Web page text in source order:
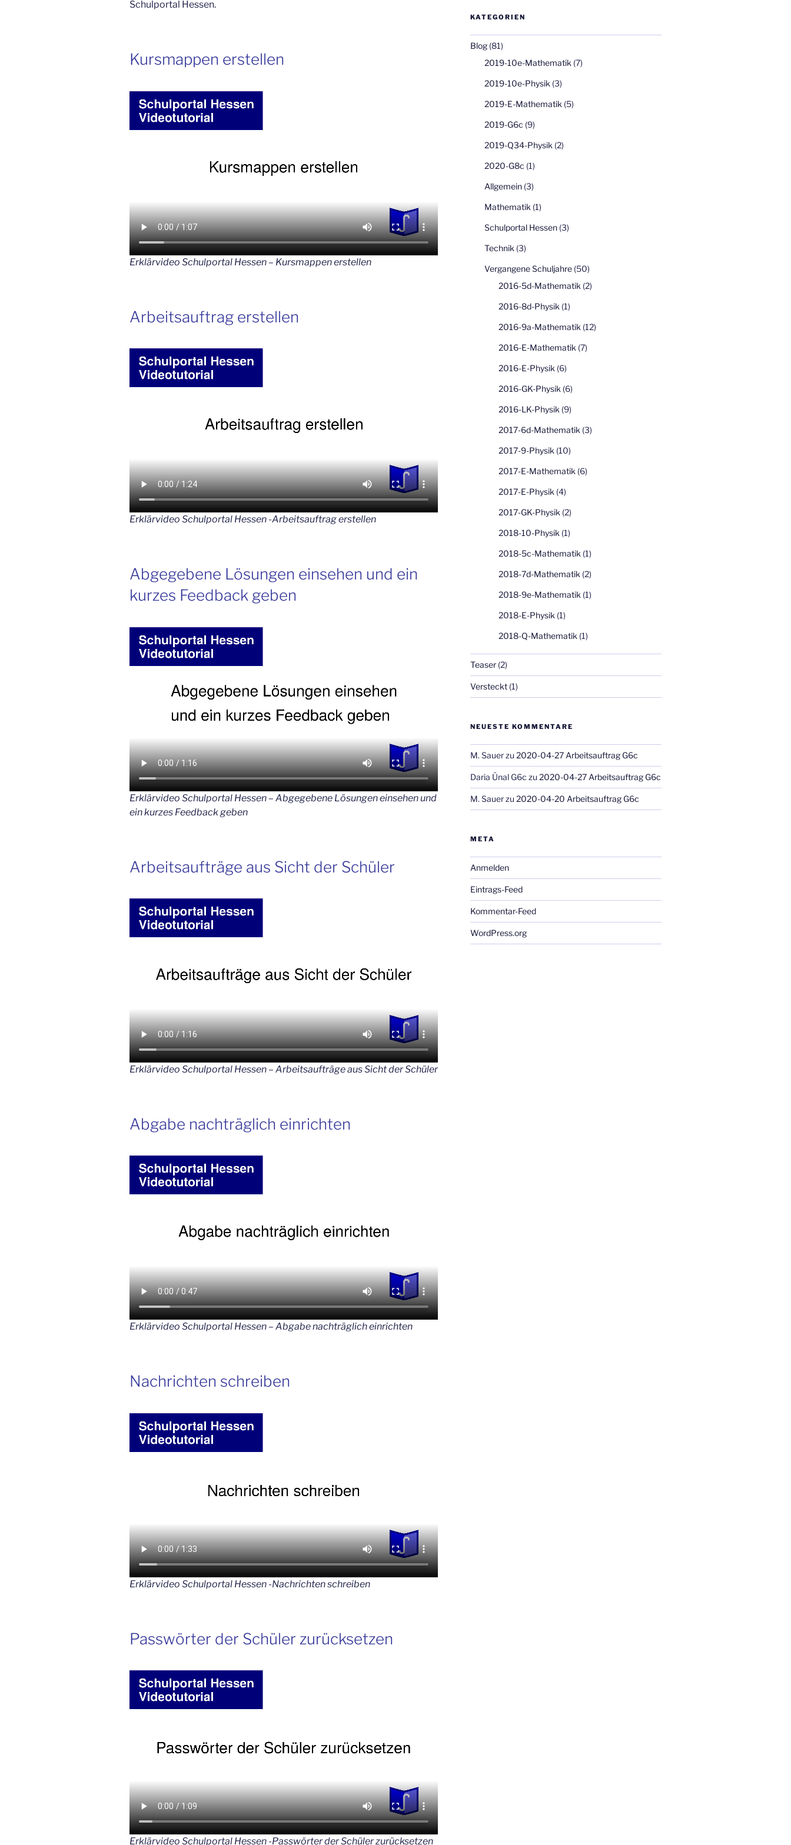
Schulportal Hessen.
Kursmappen erstellen
Erklärvideo Schulportal Hessen – Kursmappen erstellen
Arbeitsauftrag erstellen
Erklärvideo Schulportal Hessen -Arbeitsauftrag erstellen
Abgegebene Lösungen einsehen und ein
kurzes Feedback geben
Erklärvideo Schulportal Hessen – Abgegebene Lösungen einsehen und
ein kurzes Feedback geben
Arbeitsaufträge aus Sicht der Schüler
Erklärvideo Schulportal Hessen – Arbeitsaufträge aus Sicht der Schüler
Abgabe nachträglich einrichten
Erklärvideo Schulportal Hessen – Abgabe nachträglich einrichten
Nachrichten schreiben
Erklärvideo Schulportal Hessen -Nachrichten schreiben
Passwörter der Schüler zurücksetzen
Erklärvideo Schulportal Hessen -Passwörter der Schüler zurücksetzen
KATEGORIEN
Blog(81)
2019-10e-Mathematik (7)
2019-10e-Physik (3)
2019-E-Mathematik (5)
2019-G6c (9)
2019-Q34-Physik (2)
2020-G8c (1)
Allgemein(3)
Mathematik (1)
Schulportal Hessen(3)
Technik (3)
Vergangene Schuljahre(50)
2016-5d-Mathematik (2)
2016-8d-Physik (1)
2016-9a-Mathematik (12)
2016-E-Mathematik (7)
2016-E-Physik (6)
2016-GK-Physik (6)
2016-LK-Physik (9)
2017-6d-Mathematik (3)
2017-9-Physik (10)
2017-E-Mathematik (6)
2017-E-Physik (4)
2017-GK-Physik (2)
2018-10-Physik (1)
2018-5c-Mathematik (1)
2018-7d-Mathematik (2)
2018-9e-Mathematik (1)
2018-E-Physik (1)
2018-Q-Mathematik (1)
Teaser(2)
Versteckt(1)
NEUESTE KOMMENTARE
M. Sauerzu 2020-04-27 Arbeitsauftrag G6c
Daria Ünal G6c zu 2020-04-27 Arbeitsauftrag G6c
M. Sauerzu 2020-04-20 Arbeitsauftrag G6c
META
Anmelden
Eintrags-Feed
Kommentar-Feed
WordPress.org